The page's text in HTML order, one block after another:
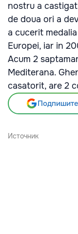
nostru a
de doua ori a
a cucerit
Europei, iar in
Acum 2
Mediterana.
casatorit, are 2
Источник